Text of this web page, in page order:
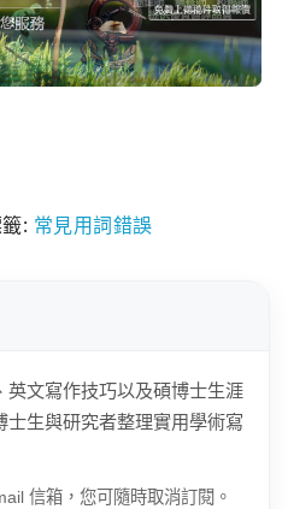
: 常見用詞錯誤
英文寫作技巧以及碩博士生涯
生與研究者整理實用學術寫
信箱，您可隨時取消訂閱。